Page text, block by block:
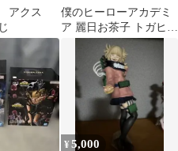
アクス
僕のヒーローアカデミ
ア 麗日お茶子 トガヒミ
コ 5点セット おまけ付
¥5,000